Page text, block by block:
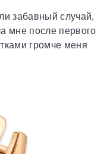
забавный случай,
мне после первого
громче меня